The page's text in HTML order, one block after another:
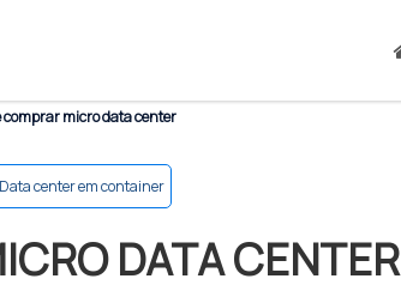
comprar micro data center
Data center em container
DATA CENTER